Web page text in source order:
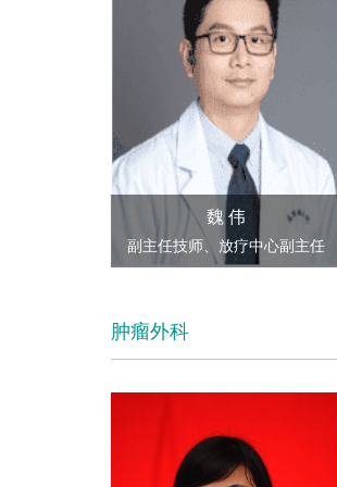
魏 伟
副主任技师、放疗中心副主任
肿瘤外科